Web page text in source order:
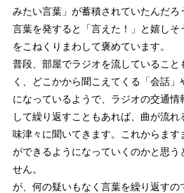
みたい言葉」が蓄積されていたんだろ
言葉を発すると「言えた！」と嬉し
をこねくりまわして褒めています。
普段、部屋でラジオを流していること
く、どこかから聞こえてくる「会話
になっているようで、ラジオの交通
して繰り返すこともあれば、曲が流
味津々に聞いてきます。これからま
ができるようになっていくのかと思う
せん。
が、何の疑いもなく言葉を繰り返すの